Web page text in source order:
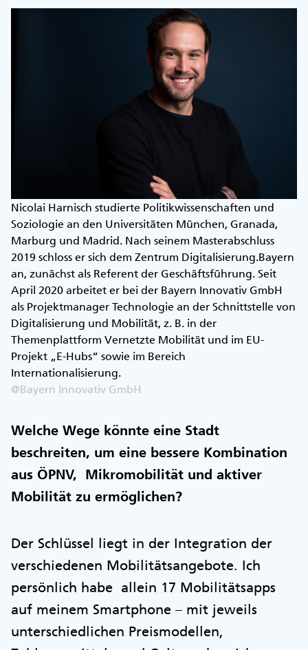
Nicolai Harnisch studierte Politikwissenschaften und
Soziologie an den Universitäten München, Granada,
Marburg und Madrid. Nach seinem Masterabschluss
2019 schloss er sich dem Zentrum Digitalisierung.Bayern
an, zunächst als Referent der Geschäftsführung. Seit
April 2020 arbeitet er bei der Bayern Innovativ GmbH
als Projektmanager Technologie an der Schnittstelle von
Digitalisierung und Mobilität, z. B. in der
Themenplattform Vernetzte Mobilität und im EU-
Projekt „E-Hubs“ sowie im Bereich
Internationalisierung.
@Bayern Innovativ GmbH
Welche Wege könnte eine Stadt
beschreiten, um eine bessere Kombination
aus ÖPNV, Mikromobilität und aktiver
Mobilität zu ermöglichen?
Der Schlüssel liegt in der Integration der
verschiedenen Mobilitätsangebote. Ich
persönlich habe allein 17 Mobilitätsapps
auf meinem Smartphone – mit jeweils
unterschiedlichen Preismodellen,